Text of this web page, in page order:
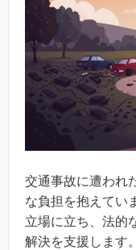
交通事故に遭われ
な負担を抱えてい
立場に立ち、法的
解決を支援します。